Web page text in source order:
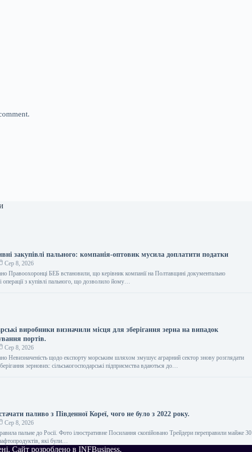
закупівлі пального: компанія-оптовик мусила доплатити податки
Сер 8, 2026
Правоохоронці БЕБ встановили, що керівник компанії на Полтавщині документально
операції з купівлі пального, що дозволило йому…
виробники визначили місця для зберігання зерна на випадок
портів.
Сер 8, 2026
Невизначеність щодо експорту морським шляхом змушує аграрний сектор знову розглядати
зернових: сільськогосподарські підприємства вдаються до…
паливо з Південної Кореї, чого не було з 2022 року.
Сер 8, 2026
пальне до Росії. Фото ілюстративне Посилання скопійовано Трейдери переправили майже 30
які були…
Сайт розроблено в INFBusiness.